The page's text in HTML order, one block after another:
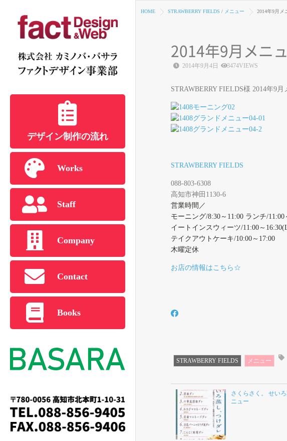
デザイン制作の流れ
Works
Staff
Company
Contact
Books
HOME STRAWBERRY FIELDS / メニュー 2014年9月メ
2014年9月メニ
2014年9月4日 3474VIEWS
STRAWBERRY FIELDS様 2014年9
STRAWBERRY FIELDS
088-803-6308
高知市神田1130-6
営業時間／
モーニング/8:30～11:00 ランチ/
イートインスウィーツ/11:00～
テイクアウトケーキ/10:00～17:00
木曜定休
お店の情報はこちら☆
STRAWBERRY FIELDS メニュー
さくらさく。 せい
ニュー